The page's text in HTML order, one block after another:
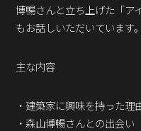
ラジオ
Podcast番組
Podcast番組
「東京広報大学
博暢さんと立ち上げた「ア
もお話しいただいています。
主な内容
・建築家に興味を持った理
・森山博暢さんとの出会い